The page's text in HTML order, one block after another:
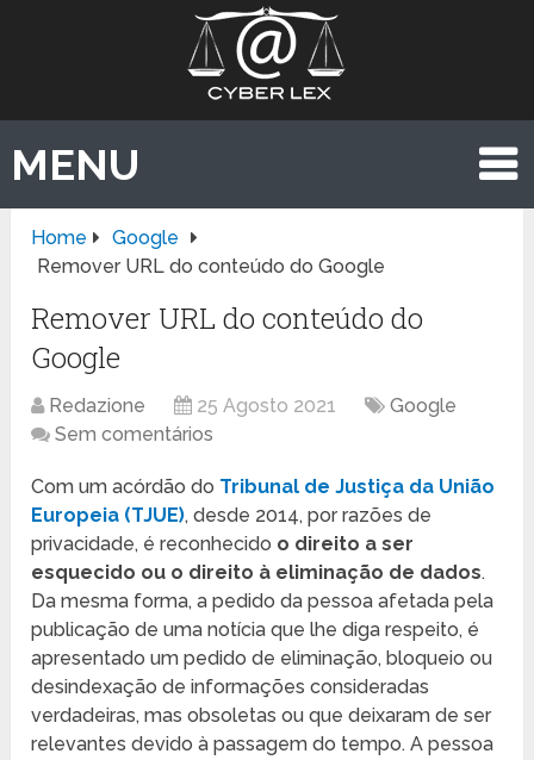
MENU
Home
Google
Remover URL do conteúdo do Google
Remover URL do conteúdo do
Google
Redazione 25 Agosto 2021
Google
Sem comentários
Com um acórdão do Tribunal de Justiça da União
Europeia (TJUE), desde 2014, por razões de
privacidade, é reconhecido o direito a ser
esquecido ou o direito à eliminação de dados.
Da mesma forma, a pedido da pessoa afetada pela
publicação de uma notícia que lhe diga respeito, é
apresentado um pedido de eliminação, bloqueio ou
desindexação de informações consideradas
verdadeiras, mas obsoletas ou que deixaram de ser
relevantes devido à passagem do tempo. A pessoa